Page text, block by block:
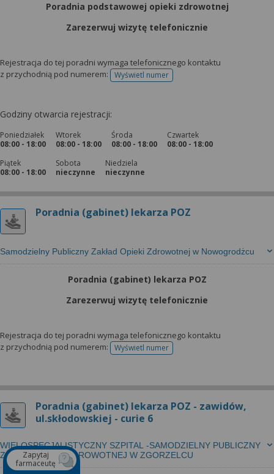
Poradnia podstawowej opieki zdrowotnej
Zarezerwuj wizytę telefonicznie
Rejestracja do tej poradni wymaga telefonicznego kontaktu
z przychodnią pod numerem:
Wyświetl numertelefonu do rejestracji
Godziny otwarcia rejestracji:
Poniedziałek
08:00 - 18:00
Wtorek
08:00 - 18:00
Środa
08:00 - 18:00
Czwartek
08:00 - 18:00
Piątek
08:00 - 18:00
Sobota
nieczynne
Niedziela
nieczynne
Poradnia (gabinet) lekarza POZ
Samodzielny Publiczny Zakład Opieki Zdrowotnej w Nowogrodżcu
Poradnia (gabinet) lekarza POZ
Zarezerwuj wizytę telefonicznie
Rejestracja do tej poradni wymaga telefonicznego kontaktu
z przychodnią pod numerem:
Wyświetl numertelefonu do rejestracji
Poradnia (gabinet) lekarza POZ - zawidów,
ul.skłodowskiej - curie 6
WIELOSPECJALISTYCZNY SZPITAL -SAMODZIELNY PUBLICZNY
ZESPÓŁ OPIEKI ZDROWOTNEJ W ZGORZELCU
Zapytaj
farmaceutę